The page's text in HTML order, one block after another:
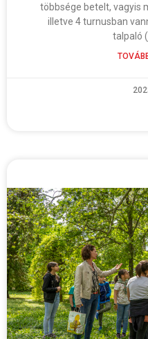
többsége betelt, vagyis
illetve 4 turnusban
talpaló